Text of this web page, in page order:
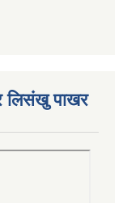
लिसंखु पाखर